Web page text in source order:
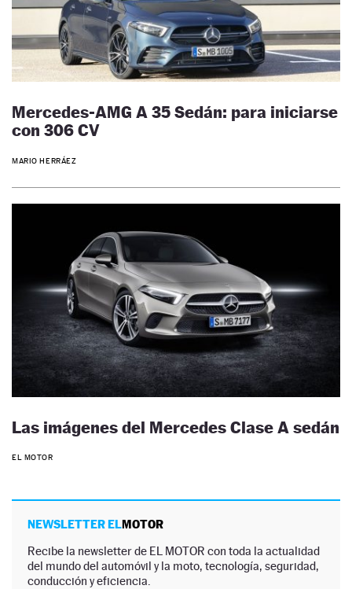
Mercedes-AMG A 35 Sedán: para iniciarse
con 306 CV
MARIO HERRÁEZ
Las imágenes del Mercedes Clase A sedán
EL MOTOR
NEWSLETTER ELMOTOR
Recibe la newsletter de EL MOTOR con toda la actualidad
del mundo del automóvil y la moto, tecnología, seguridad,
conducción y eficiencia.